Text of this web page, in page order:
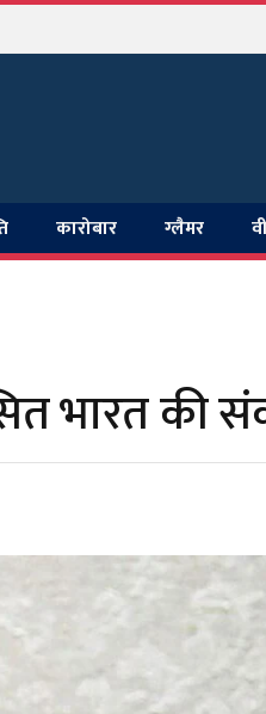
कारोबार ग्लैमर
भारत की